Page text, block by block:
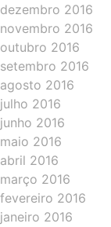
dezembro 2016
novembro 2016
outubro 2016
setembro 2016
agosto 2016
julho 2016
junho 2016
maio 2016
abril 2016
março 2016
fevereiro 2016
janeiro 2016